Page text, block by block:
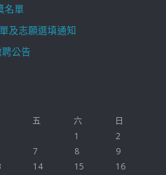
名單
及志願選填通知
公告
五 六
日
1
2
7 8
9
14 15
16